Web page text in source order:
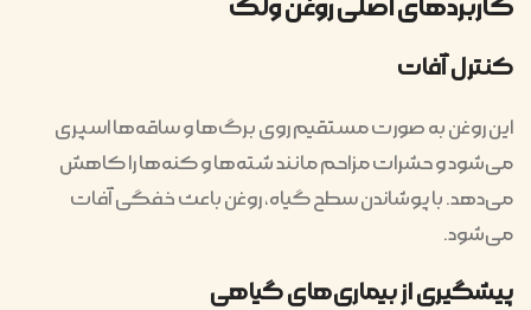
کاربردهای اصلی روغن ولک
کنترل آفات
این روغن به صورت مستقیم روی برگ‌ها و ساقه‌ها اسپری
می‌شود و حشرات مزاحم مانند شته‌ها و کنه‌ها را کاهش
می‌دهد. با پوشاندن سطح گیاه، روغن باعث خفگی آفات
می‌شود.
پیشگیری از بیماری‌های گیاهی